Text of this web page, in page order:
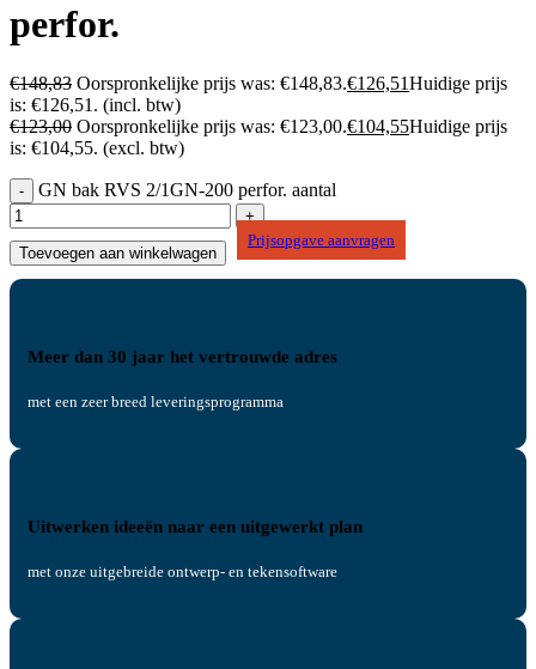
perfor.
€148,83 Oorspronkelijke prijs was: €148,83.€126,51Huidige prijs
is: €126,51. (incl. btw)
€123,00 Oorspronkelijke prijs was: €123,00.€104,55Huidige prijs
is: €104,55. (excl. btw)
GN bak RVS 2/1GN-200 perfor. aantal
Toevoegen aan winkelwagen
Prijsopgave aanvragen
Meer dan 30 jaar het vertrouwde adres
met een zeer breed leveringsprogramma
Uitwerken ideeën naar een uitgewerkt plan
met onze uitgebreide ontwerp- en tekensoftware